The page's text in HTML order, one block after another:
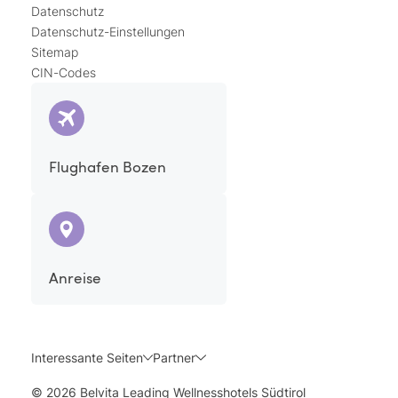
Datenschutz
Datenschutz-Einstellungen
Sitemap
CIN-Codes
Flughafen Bozen
Anreise
Interessante Seiten Partner
© 2026 Belvita Leading Wellnesshotels Südtirol